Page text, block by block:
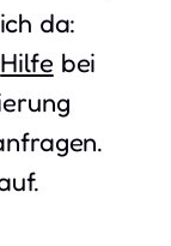
da:
Hilfe bei